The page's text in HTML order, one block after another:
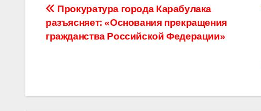
Навигация
по
Прокуратура города Карабулака
разъясняет: «Основания прекращения
гражданства Российской Федерации»